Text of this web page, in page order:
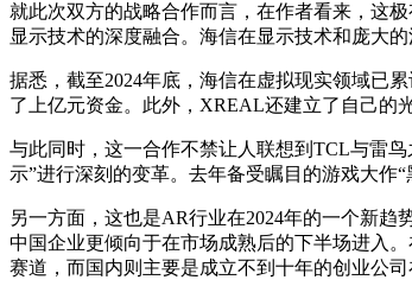
就此次双方的战略合作而言，在作者看来，这
显示技术的深度融合。海信在显示技术和庞大
据悉，截至2024年底，海信在虚拟现实领域已
了上亿元资金。此外，XREAL还建立了自己的
与此同时，这一合作不禁让人联想到TCL与雷
示”进行深刻的变革。去年备受瞩目的游戏大作
另一方面，这也是AR行业在2024年的一个新趋
中国企业更倾向于在市场成熟后的下半场进入
赛道，而国内则主要是成立不到十年的创业公